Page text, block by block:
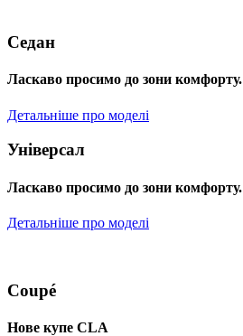
Седан
Ласкаво просимо до зони комфорту.
Детальніше про моделі
Універсал
Ласкаво просимо до зони комфорту.
Детальніше про моделі
Coupé
Нове купе CLA